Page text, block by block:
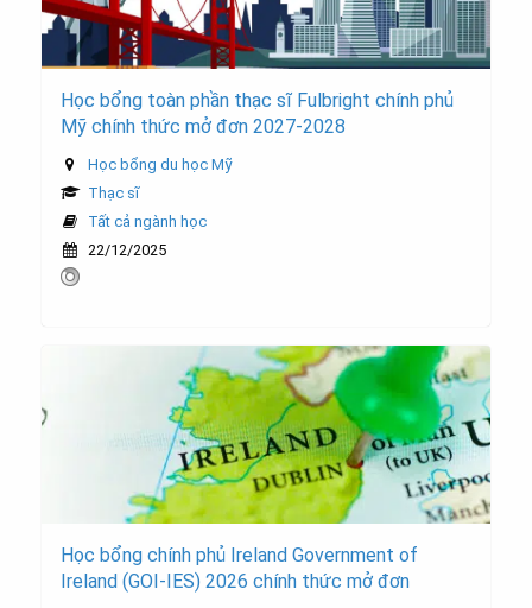
Học bổng toàn phần thạc sĩ Fulbright chính phủ
Mỹ chính thức mở đơn 2027-2028
Học bổng du học Mỹ
Thạc sĩ
Tất cả ngành học
22/12/2025
Học bổng chính phủ Ireland Government of
Ireland (GOI-IES) 2026 chính thức mở đơn